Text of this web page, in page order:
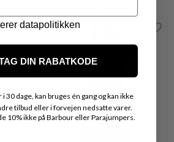
datapolitikken
DIN RABATKODE
30 dage, kan bruges én gang og kan ikke
tilbud eller i forvejen nedsatte varer.
10% ikke på Barbour eller Parajumpers.